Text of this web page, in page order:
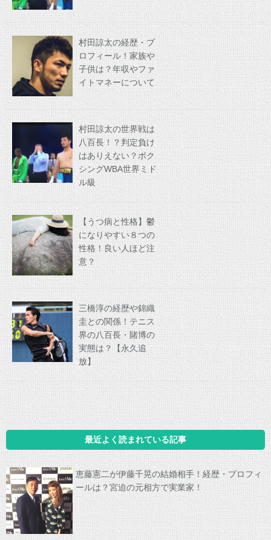
村田諒太の経歴・プ
ロフィール！家族や
子供は？年収やファ
イトマネーについて
村田諒太の世界戦は
八百長！？判定負け
はありえない？ボク
シングWBA世界ミド
ル級
【うつ病と性格】鬱
になりやすい８つの
性格！良い人ほど注
意？
三橋淳の経歴や錦織
圭との関係！テニス
界の八百長・賭博の
実態は？【永久追
放】
最近よく読まれている記事
恵藤憲二が伊藤千晃の結婚相手！経歴・プロフィ
ールは？宮迫の元相方で実業家！